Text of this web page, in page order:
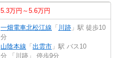
5.3万円～5.6万円
一畑電車北松江線 「 川跡 」駅 徒歩10
分
山陰本線 「 出雲市 」駅 バス10
分 「川跡」 停歩9分